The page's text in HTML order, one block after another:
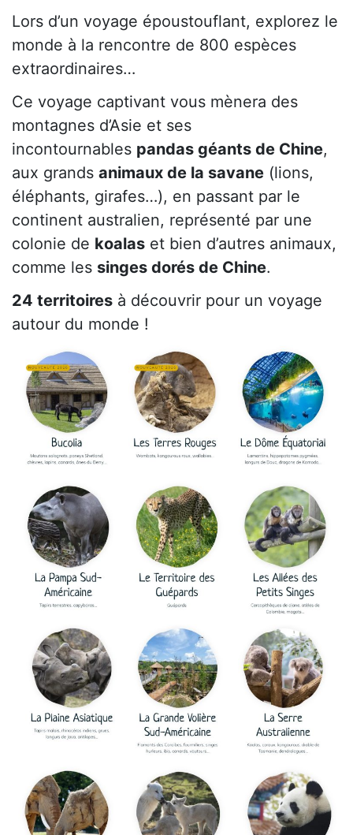
Lors d’un voyage époustouflant, explorez le
monde à la rencontre de 800 espèces
extraordinaires…
Ce voyage captivant vous mènera des
montagnes d’Asie et ses
incontournables pandas géants de Chine,
aux grands animaux de la savane (lions,
éléphants, girafes…), en passant par le
continent australien, représenté par une
colonie de koalas et bien d’autres animaux,
comme les singes dorés de Chine.
24 territoires à découvrir pour un voyage
autour du monde !